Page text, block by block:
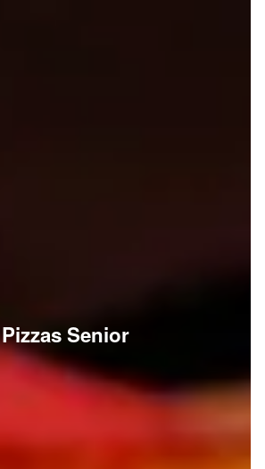
Pizzas Senior